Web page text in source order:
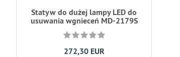
Statyw do dużej lampy LED do
usuwania wgnieceń MD-2179S
272,30 EUR